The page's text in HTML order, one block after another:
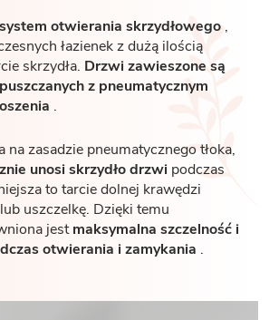
system otwierania skrzydłowego ,
łazienek z dużą ilością
skrzydła. Drzwi zawieszone są
z pneumatycznym
.
na zasadzie pneumatycznego tłoka,
unosi skrzydło drzwi podczas
to tarcie dolnej krawędzi
uszczelkę. Dzięki temu
jestmaksymalna szczelność i
otwierania i zamykania .